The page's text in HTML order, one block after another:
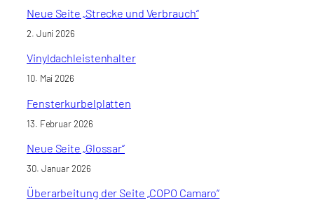
Neue Seite „Strecke und Verbrauch“
2. Juni 2026
Vinyldachleistenhalter
10. Mai 2026
Fensterkurbelplatten
13. Februar 2026
Neue Seite „Glossar“
30. Januar 2026
Überarbeitung der Seite „COPO Camaro“